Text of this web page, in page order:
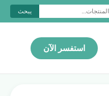
يبحث
استفسر الآن